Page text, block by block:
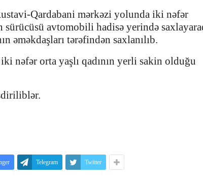
Qardabani mərkəzi yolunda iki nəfər
avtomobili hadisə yerində
əməkdaşları tərəfindən saxlanılıb.
nəfər orta yaşlı qadının yerli sakin olduğu
Telegram Twitter